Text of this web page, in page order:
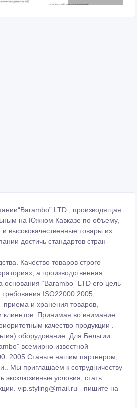
LTD , производящая
на Южном Кавказе по объему,
и высококачественные товары из
достичь стандартов стран-
Качество товаров строго
а производственная
“Barambo” LTD его цель
ISO22000:2005,
приема и хранения товаров,
клиентов. Принимая во внимание
качество продукции .
оборудование. Для Бельгии
всемирно известной
2005.Станьте нашим партнером,
Мы приглашаем к сотрудничеству
эксклюзивные условия, стать
vip.styling@mail.ru - пишите на